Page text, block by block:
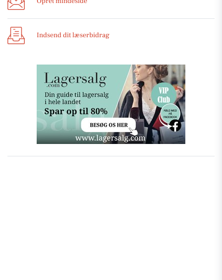
Indsend dit læserbidrag